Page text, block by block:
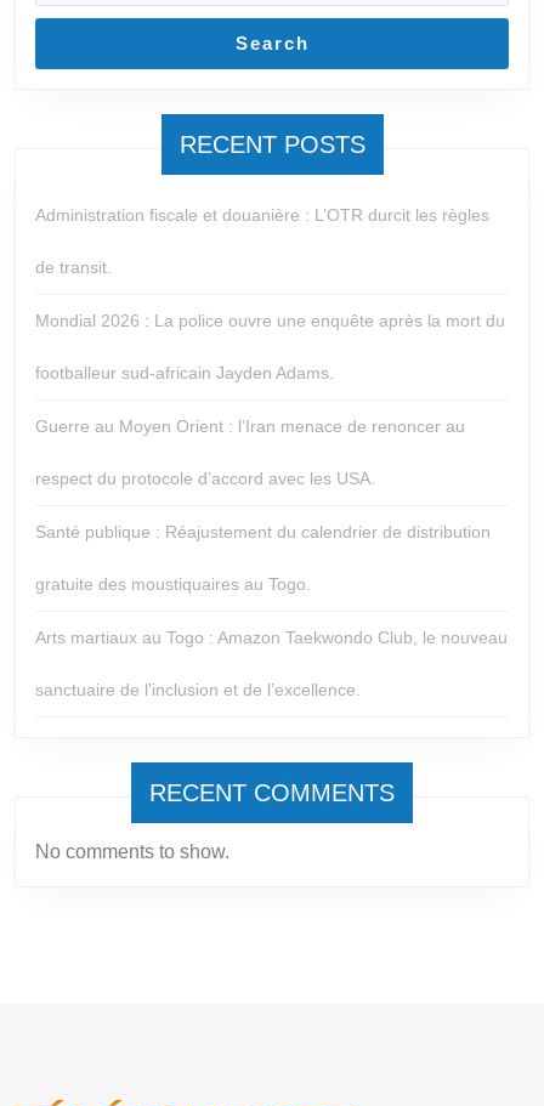
Search
RECENT POSTS
Administration fiscale et douanière : L’OTR durcit les règles
de transit.
Mondial 2026 : La police ouvre une enquête après la mort du
footballeur sud-africain Jayden Adams.
Guerre au Moyen Orient : l’Iran menace de renoncer au
respect du protocole d’accord avec les USA.
Santé publique : Réajustement du calendrier de distribution
gratuite des moustiquaires au Togo.
Arts martiaux au Togo : Amazon Taekwondo Club, le nouveau
sanctuaire de l’inclusion et de l’excellence.
RECENT COMMENTS
No comments to show.